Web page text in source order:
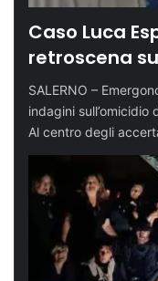
Caso Luca
retroscena
SALERNO –
indagini sull’omicidio
Al centro degli